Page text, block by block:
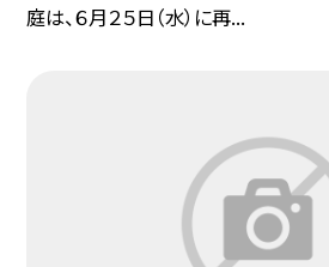
庭は、６月２５日（水）に再...